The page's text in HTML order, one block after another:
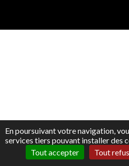
En poursuivant votre navigation,
services tiers pouvant installer des
Tout accepter
Tout